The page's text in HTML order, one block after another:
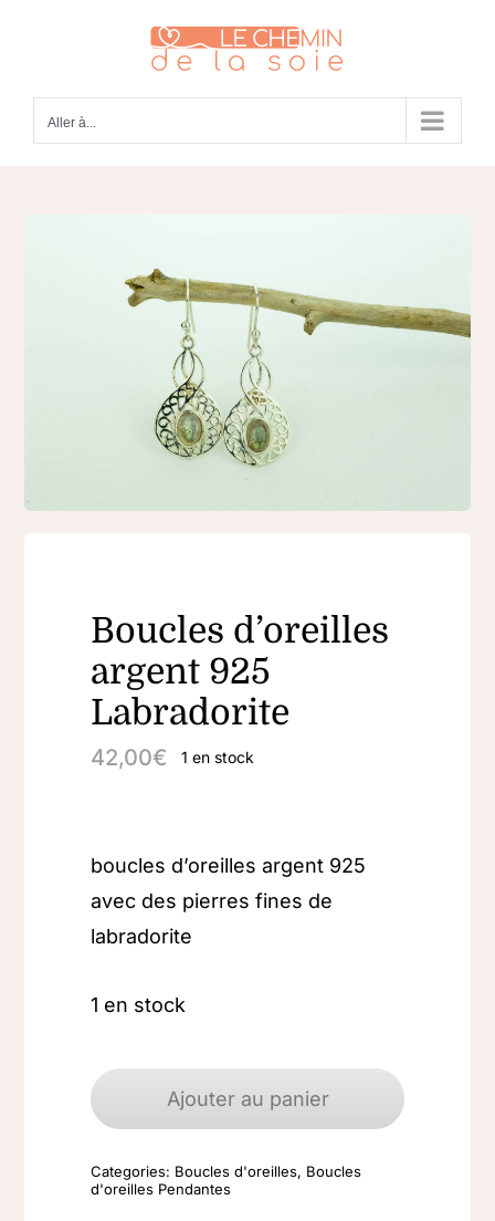
Aller à...
Boucles d’oreilles
argent 925
Labradorite
42,00€ 1 en stock
boucles d’oreilles argent 925
avec des pierres fines de
labradorite
1 en stock
de
argent
Ajouter au panier
Categories: Boucles d'oreilles, Boucles
d'oreilles Pendantes